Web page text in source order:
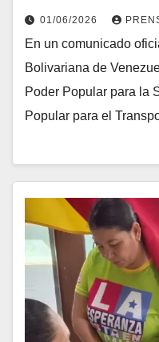
01/06/2026
En un comunicado
Bolivariana de
Poder Popular para la
Popular para el